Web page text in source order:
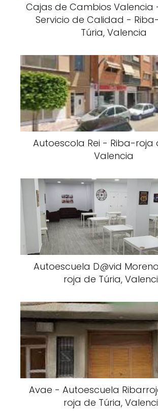
Cajas de Cambios Valencia
Servicio de Calidad -
Túria, Valencia
Autoescola Rei - Riba-roja
Valencia
Autoescuela D@vid
roja de Túria,
Avae - Autoescuela
roja de Túria,